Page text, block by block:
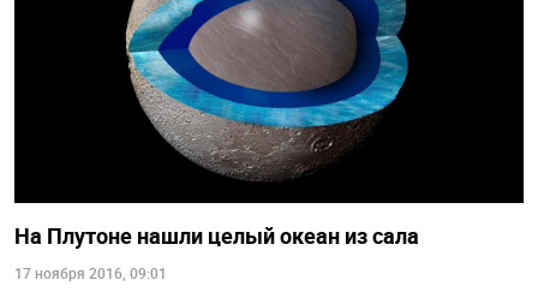
На Плутоне нашли целый океан из сала
17 ноября 2016, 09:01